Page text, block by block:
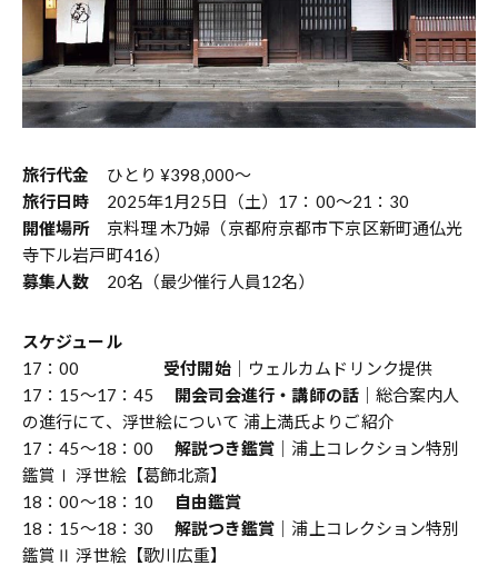
旅行代金 ひとり ¥398,000〜
旅行日時 2025年1月25日（土）17：00〜21：30
開催場所京料理 木乃婦（京都府京都市下京区新町通仏光
寺下ル岩戸町416）
募集人数 20名（最少催行人員12名）
スケジュール
17：00 受付開始｜ウェルカムドリンク提供
17：15〜17：45 開会司会進行・講師の話｜総合案内人
の進行にて、浮世絵について 浦上満氏よりご紹介
17：45〜18：00 解説つき鑑賞 ｜浦上コレクション特別
鑑賞Ⅰ 浮世絵【葛飾北斎】
18：00〜18：10
自由鑑賞
18：15〜18：30 解説つき鑑賞 ｜浦上コレクション特別
鑑賞Ⅱ 浮世絵【歌川広重】